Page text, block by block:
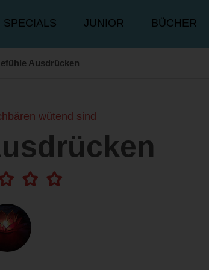
SPECIALS JUNIOR BÜCHER
Ausdrücken
wütend sind